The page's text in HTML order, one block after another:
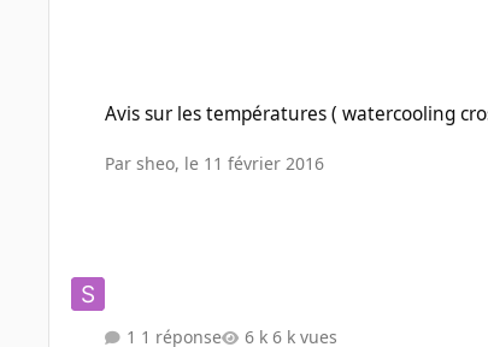
Avis sur les températures ( watercooling
Parsheo, le 11 février 2016
1 réponse 6 k vues